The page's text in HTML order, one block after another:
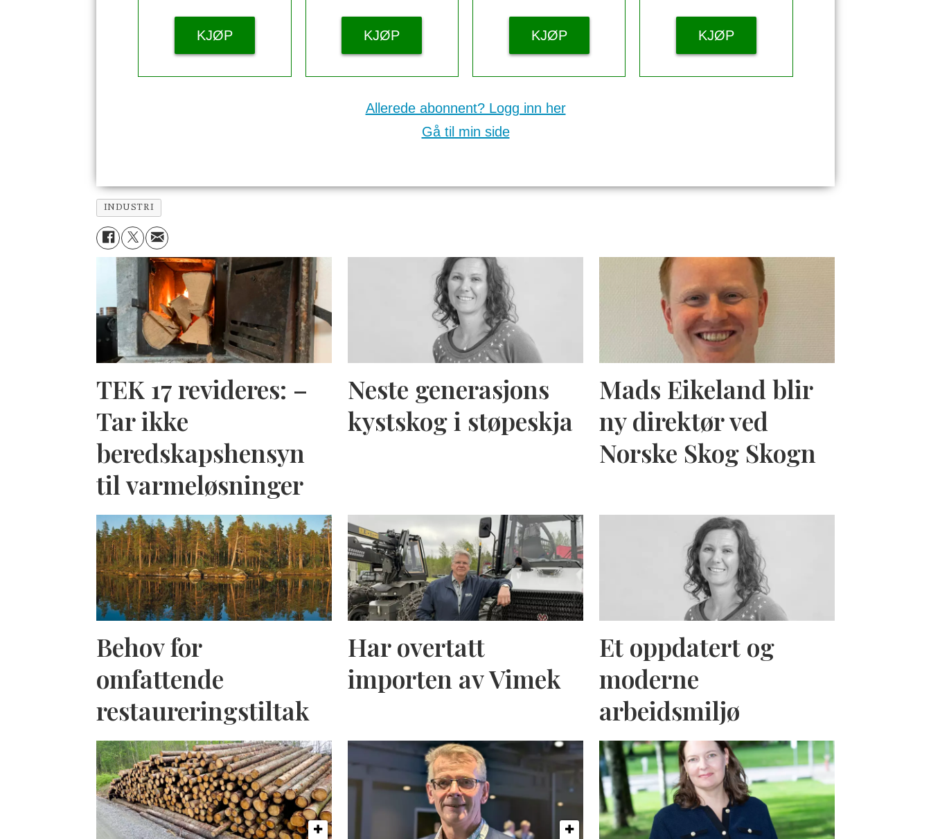
KJØP KJØP KJØP KJØP
Allerede abonnent? Logg inn her
Gå til min side
INDUSTRI
TEK 17 revideres: –
Tar ikke
beredskapshensyn
til varmeløsninger
Neste generasjons
kystskog i støpeskja
Mads Eikeland blir
ny direktør ved
Norske Skog Skogn
Behov for
omfattende
restaureringstiltak
Har overtatt
importen av Vimek
Et oppdatert og
moderne
arbeidsmiljø